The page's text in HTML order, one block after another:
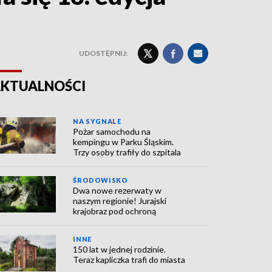
UDOSTĘPNIJ:
NA SYGNALE
Pożar samochodu na
kempingu w Parku Śląskim.
Trzy osoby trafiły do szpitala
ŚRODOWISKO
Dwa nowe rezerwaty w
naszym regionie! Jurajski
krajobraz pod ochroną
INNE
150 lat w jednej rodzinie.
Teraz kapliczka trafi do miasta